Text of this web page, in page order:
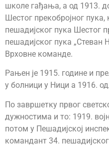
школе гађања, а од 1913.
Шестог прекобројног
пешадијског пука Шестог
пешадијског пука
Врховне команде.
Рањен је 1915. године и
у болници у Ници а 1916.
По завршетку првог
дужностима и то: 1919.
потом у Пешадијској
командант 34.